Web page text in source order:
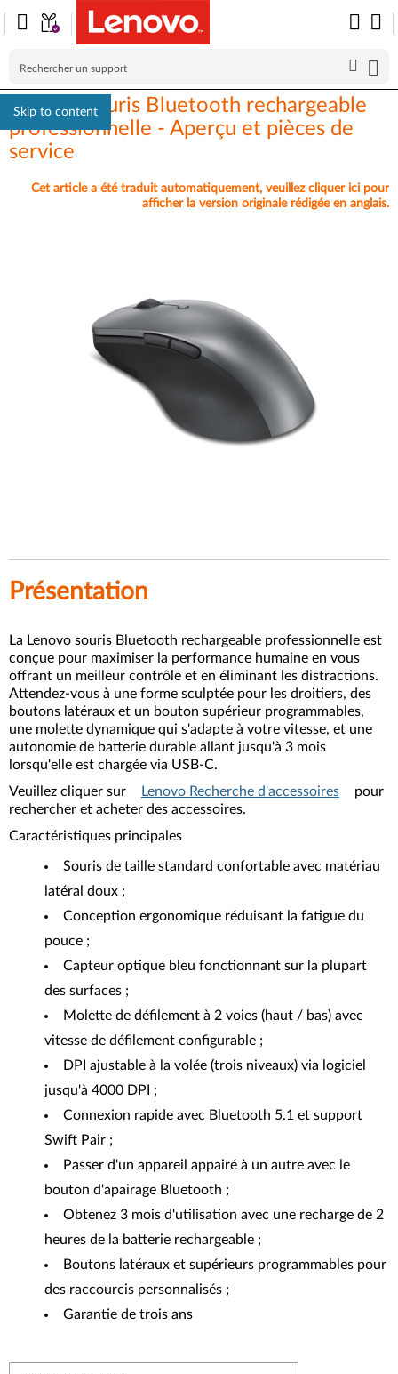
Skip to content
Lenovo Souris Bluetooth rechargeable
professionnelle - Aperçu et pièces de
service
Cet article a été traduit automatiquement, veuillez cliquer ici pour
afficher la version originale rédigée en anglais.
Présentation
La Lenovo souris Bluetooth rechargeable professionnelle est
conçue pour maximiser la performance humaine en vous
offrant un meilleur contrôle et en éliminant les distractions.
Attendez-vous à une forme sculptée pour les droitiers, des
boutons latéraux et un bouton supérieur programmables,
une molette dynamique qui s'adapte à votre vitesse, et une
autonomie de batterie durable allant jusqu'à 3 mois
lorsqu'elle est chargée via USB-C.
Veuillez cliquer sur
Lenovo Recherche d'accessoires
pour
rechercher et acheter des accessoires.
Caractéristiques principales
Souris de taille standard confortable avec matériau
latéral doux ;
Conception ergonomique réduisant la fatigue du
pouce ;
Capteur optique bleu fonctionnant sur la plupart
des surfaces ;
Molette de défilement à 2 voies (haut / bas) avec
vitesse de défilement configurable ;
DPI ajustable à la volée (trois niveaux) via logiciel
jusqu'à 4000 DPI ;
Connexion rapide avec Bluetooth 5.1 et support
Swift Pair ;
Passer d'un appareil appairé à un autre avec le
bouton d'apairage Bluetooth ;
Obtenez 3 mois d'utilisation avec une recharge de 2
heures de la batterie rechargeable ;
Boutons latéraux et supérieurs programmables pour
des raccourcis personnalisés ;
Garantie de trois ans